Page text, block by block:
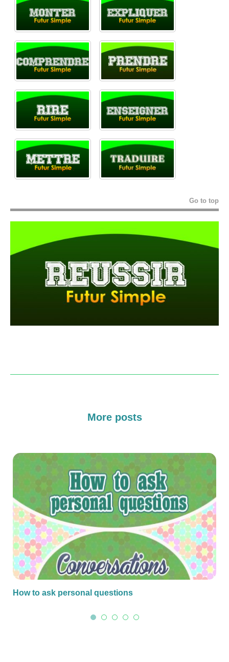
Go to top
More posts
How to ask personal questions